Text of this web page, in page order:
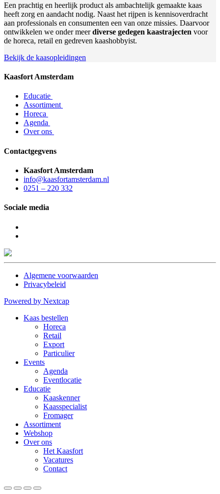
Een prachtig en heerlijk product als ambachtelijk gemaakte kaas
heeft zorg en aandacht nodig. Naast het rijpen is kennisoverdracht
aan professionals en consumenten een van onze missies. Daarvoor
ontwikkelen we onder meerdiverse gedegen kaastrajecten voor
de horeca, retail en gedreven kaashobbyist.
Bekijk de kaasopleidingen
Kaasfort Amsterdam
Educatie
Assortiment
Horeca
Agenda
Over ons
Contactgegvens
Kaasfort Amsterdam
info@kaasfortamsterdam.nl
0251 – 220 332
Sociale media
Algemene voorwaarden
Privacybeleid
Powered by Nextcap
Kaas bestellen
Horeca
Retail
Export
Particulier
Events
Agenda
Eventlocatie
Educatie
Kaaskenner
Kaasspecialist
Fromager
Assortiment
Webshop
Over ons
Het Kaasfort
Vacatures
Contact